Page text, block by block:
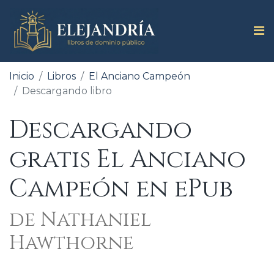
Inicio Libros
El Anciano Campeón
Descargando libro
Descargando
gratis El Anciano
Campeón en ePub
de Nathaniel
Hawthorne